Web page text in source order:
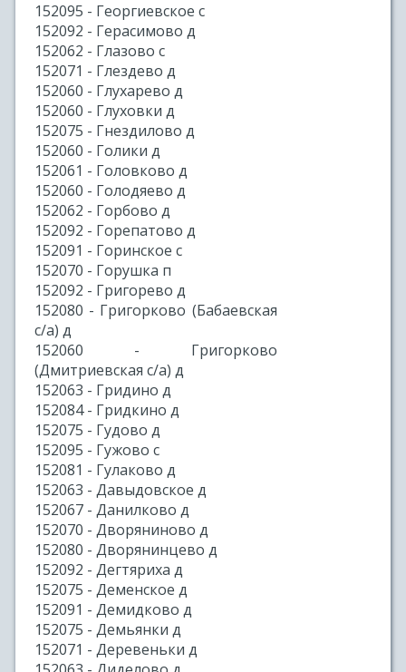
152095 - Георгиевское с
152092 - Герасимово д
152062 - Глазово с
152071 - Глездево д
152060 - Глухарево д
152060 - Глуховки д
152075 - Гнездилово д
152060 - Голики д
152061 - Головково д
152060 - Голодяево д
152062 - Горбово д
152092 - Горепатово д
152091 - Горинское с
152070 - Горушка п
152092 - Григорево д
152080 - Григорково (Бабаевская
с/а) д
152060 - Григорково
(Дмитриевская с/а) д
152063 - Гридино д
152084 - Гридкино д
152075 - Гудово д
152095 - Гужово с
152081 - Гулаково д
152063 - Давыдовское д
152067 - Данилково д
152070 - Дворяниново д
152080 - Дворянинцево д
152092 - Дегтяриха д
152075 - Деменское д
152091 - Демидково д
152075 - Демьянки д
152071 - Деревеньки д